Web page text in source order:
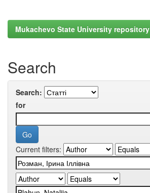
Mukachevo State University repository
Search
Search:
for
Current filters: